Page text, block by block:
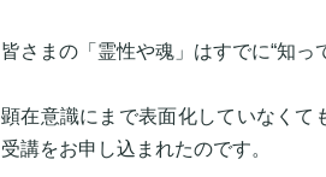
皆さまの「霊性や魂」はすでに“知っ
顕在意識にまで表面化していなくて
受講をお申し込まれたのです。